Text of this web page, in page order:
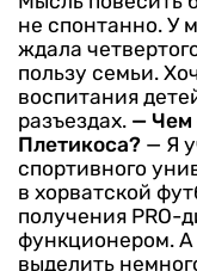
не спонтанно. У
ждала
пользу семьи.
воспитания
разъездах. — Чем
Плетикоса? — Я
спортивного
в хорватской
получения PRO-
функционером. А
выделить